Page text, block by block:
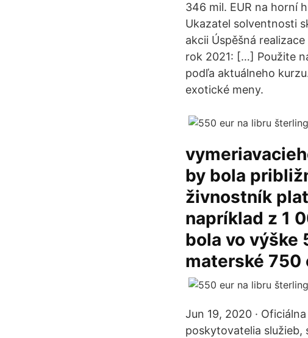
346 mil. EUR na horní
Ukazatel solventnosti
akcii Úspěšná
rok 2021: […] Použite
podľa aktuálneho
exotické meny.
by bola
živnostník
napríklad z 1
bola vo výške
materské 750
Jun 19, 2020 ·
poskytovatelia služieb,